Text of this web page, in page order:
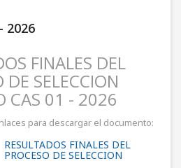
2026
FINALES DEL
DE SELECCION
CAS 01 - 2026
para descargar el documento:
RESULTADOS FINALES DEL
PROCESO DE SELECCION